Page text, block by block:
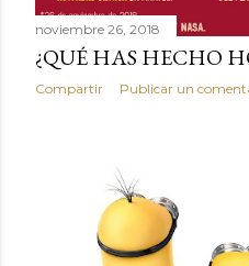
noviembre 26, 2018
¿QUÉ HAS HECHO
Compartir Publicar un